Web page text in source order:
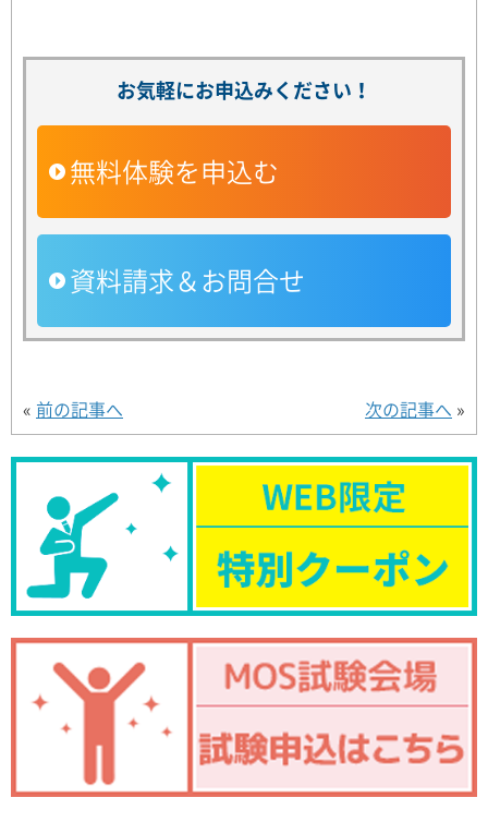
お気軽にお申込みください！
無料体験を申込む
資料請求＆お問合せ
« 前の記事へ 次の記事へ »